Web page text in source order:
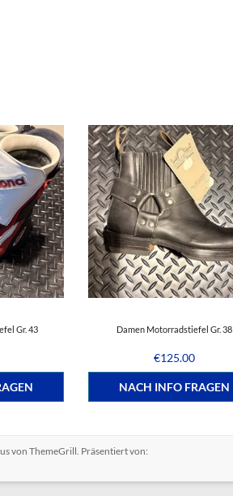
Gr. 43 Damen Motorradstiefel Gr. 38
€125.00
NACH INFO FRAGEN
von ThemeGrill. Präsentiert von: